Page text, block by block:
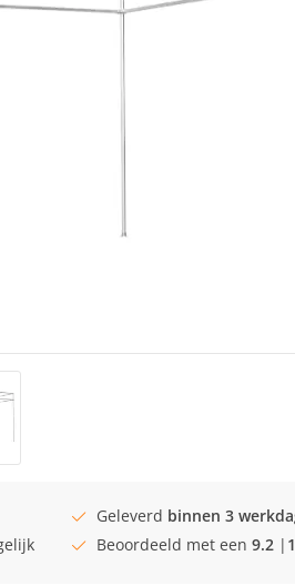
Geleverd binnen 3
Beoordeeld met een 9.2 |